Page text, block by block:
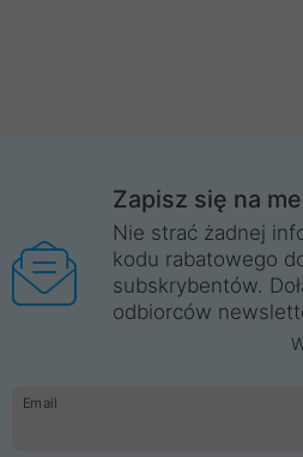
Zapisz się na
Nie strać żadnej
kodu rabatowego
subskrybentów.
odbiorców
Email